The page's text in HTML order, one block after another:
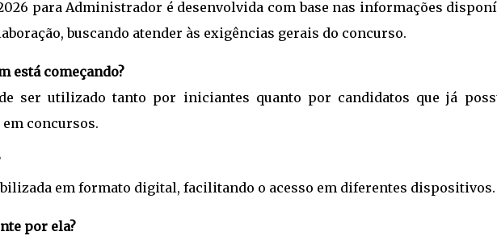
2026 para Administrador é desenvolvida com base nas informações
buscando atender às exigências gerais do concurso.
está começando?
ser utilizado tanto por iniciantes quanto por candidatos que já
concursos.
em formato digital, facilitando o acesso em diferentes dispositivos.
por ela?